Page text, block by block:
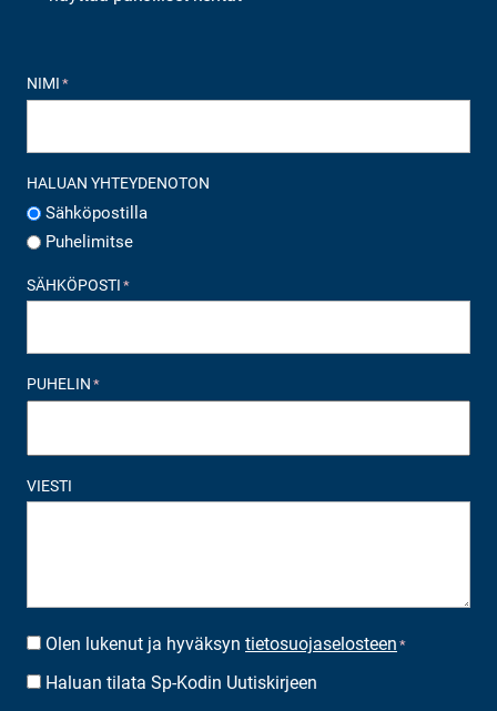
NIMI *
HALUAN YHTEYDENOTON
Sähköpostilla
Puhelimitse
SÄHKÖPOSTI *
PUHELIN *
VIESTI
SUOSTUMUS*
Olen lukenut ja hyväksyn tietosuojaselosteen *
UUTISKIRJEEN
Haluan tilata Sp-Kodin Uutiskirjeen